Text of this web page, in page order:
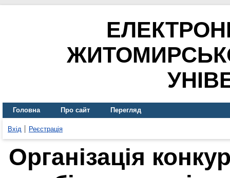
Головна Про сайт Перегляд
Вхід Реєстрація
Організація